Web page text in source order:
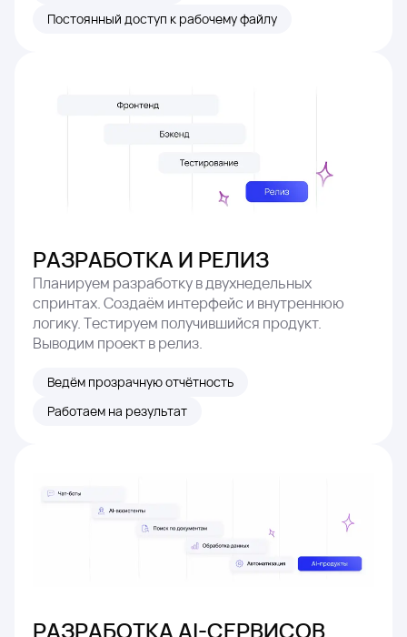
Постоянный доступ к рабочему файлу
РАЗРАБОТКА И РЕЛИЗ
Планируем разработку в двухнедельных
спринтах. Создаём интерфейс и внутреннюю
логику. Тестируем получившийся продукт.
Выводим проект в релиз.
Ведём прозрачную отчётность
Работаем на результат
РАЗРАБОТКА AI-СЕРВИСОВ